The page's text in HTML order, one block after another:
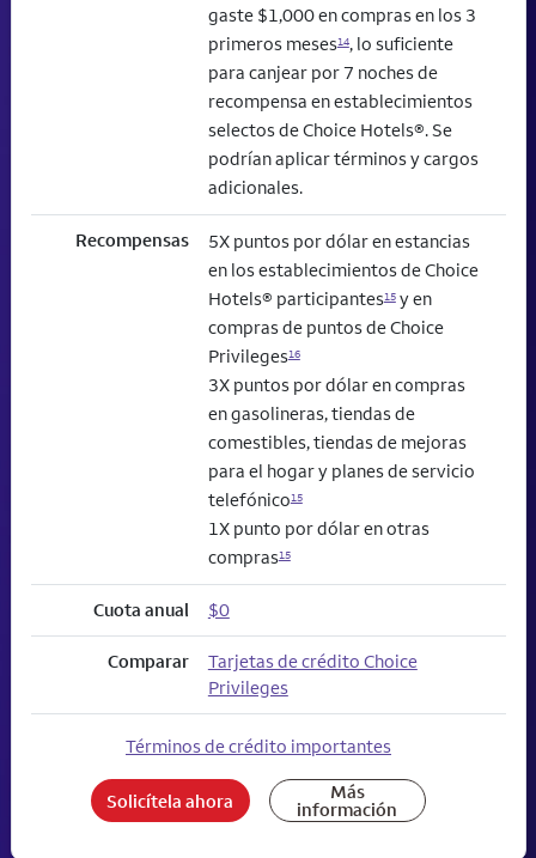
gaste $1,000 en compras en los 3
primeros meses14, lo suficiente
para canjear por 7 noches de
recompensa en establecimientos
selectos de Choice Hotels®. Se
podrían aplicar términos y cargos
adicionales.
Recompensas
5X puntos por dólar en estancias
en los establecimientos de Choice
Hotels® participantes15y en
compras de puntos de Choice
Privileges16
3X puntos por dólar en compras
en gasolineras, tiendas de
comestibles, tiendas de mejoras
para el hogar y planes de servicio
telefónico15
1X punto por dólar en otras
compras15
Cuota anual $0
Comparar
Tarjetas de crédito Choice
Privileges
Términos de crédito importantes
Solicítela ahora Más
información